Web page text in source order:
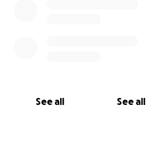
See all See all